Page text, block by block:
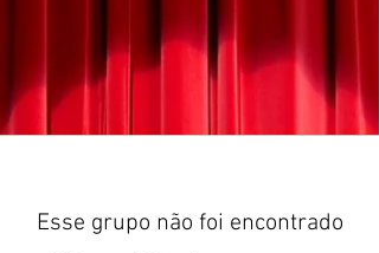
Esse grupo não foi encontrado